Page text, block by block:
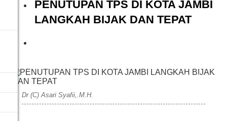
PENUTUPAN TPS DI KOTA JAMBI
LANGKAH BIJAK DAN TEPAT
Dok. Pribadi
Dr (C) Asari Syafii,.M.H.